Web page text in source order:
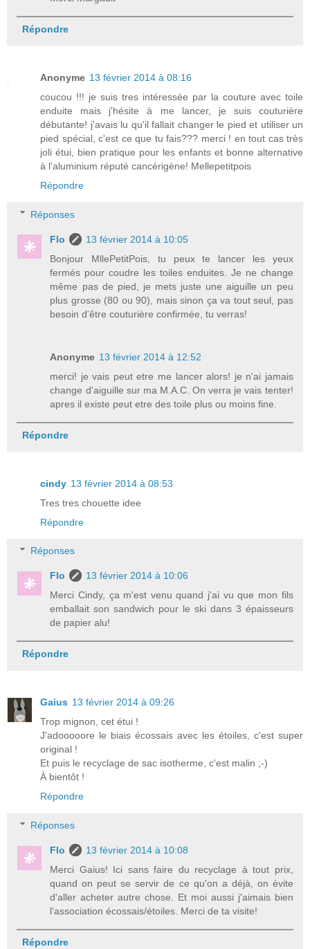
Répondre
Anonyme 13 février 2014 à 08:16
coucou !!! je suis tres intéressée par la couture avec toile
enduite mais j'hésite à me lancer, je suis couturière
débutante! j'avais lu qu'il fallait changer le pied et utiliser un
pied spécial, c'est ce que tu fais??? merci ! en tout cas très
joli étui, bien pratique pour les enfants et bonne alternative
à l'aluminium réputé cancérigène! Mellepetitpois
Répondre
Réponses
Flo
13 février 2014 à 10:05
Bonjour MllePetitPois, tu peux te lancer les yeux
fermés pour coudre les toiles enduites. Je ne change
même pas de pied, je mets juste une aiguille un peu
plus grosse (80 ou 90), mais sinon ça va tout seul, pas
besoin d'être couturière confirmée, tu verras!
Anonyme 13 février 2014 à 12:52
merci! je vais peut etre me lancer alors! je n'ai jamais
change d'aiguille sur ma M.A.C. On verra je vais tenter!
apres il existe peut etre des toile plus ou moins fine.
Répondre
cindy 13 février 2014 à 08:53
Tres tres chouette idee
Répondre
Réponses
Flo
13 février 2014 à 10:06
Merci Cindy, ça m'est venu quand j'ai vu que mon fils
emballait son sandwich pour le ski dans 3 épaisseurs
de papier alu!
Répondre
Gaius 13 février 2014 à 09:26
Trop mignon, cet étui !
J'adooooore le biais écossais avec les étoiles, c'est super
original !
Et puis le recyclage de sac isotherme, c'est malin ;-)
À bientôt !
Répondre
Réponses
Flo
13 février 2014 à 10:08
Merci Gaius! Ici sans faire du recyclage à tout prix,
quand on peut se servir de ce qu'on a déjà, on évite
d'aller acheter autre chose. Et moi aussi j'aimais bien
l'association écossais/étoiles. Merci de ta visite!
Répondre